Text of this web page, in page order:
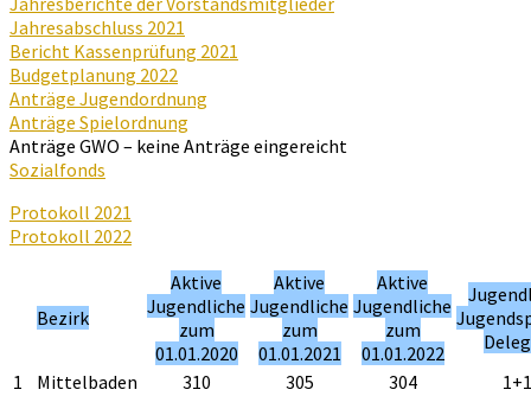
Jahresabschluss 2021
Bericht Kassenprüfung 2021
Budgetplanung 2022
Anträge Jugendordnung
Anträge Spielordnung
Anträge GWO – keine Anträge eingereicht
Sozialfonds
Protokoll 2021
Protokoll 2022
Bezirk
Aktive
Jugendliche
zum
01.01.2020
Aktive
Jugendliche
zum
01.01.2021
Aktive
Jugendliche
zum
01.01.2022
1
Mittelbaden 310 305 304